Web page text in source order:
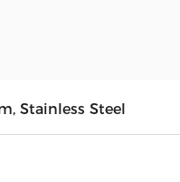
Stainless Steel